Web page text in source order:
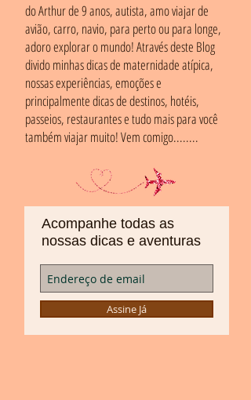
do Arthur de 9 anos, autista, amo viajar de
avião, carro, navio, para perto ou para longe,
adoro explorar o mundo! Através deste Blog
divido minhas dicas de maternidade atípica,
nossas experiências, emoções e
principalmente dicas de destinos, hotéis,
passeios, restaurantes e tudo mais para você
também viajar muito! Vem comigo........
Acompanhe todas as
nossas dicas e aventuras
Assine Já